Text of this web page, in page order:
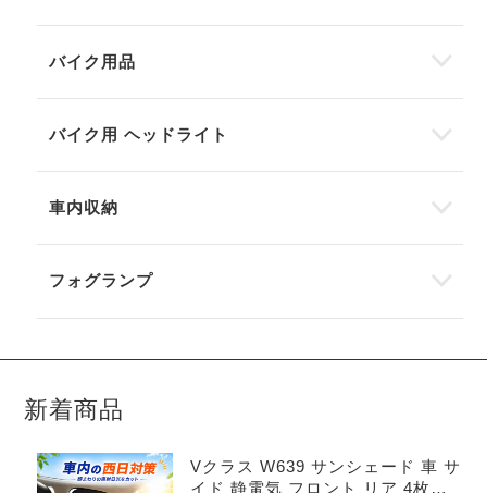
バイク用品
バイク用 ヘッドライト
車内収納
フォグランプ
新着商品
Vクラス W639 サンシェード 車 サ
イド 静電気 フロント リア 4枚セ